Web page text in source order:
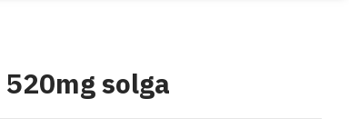
solga